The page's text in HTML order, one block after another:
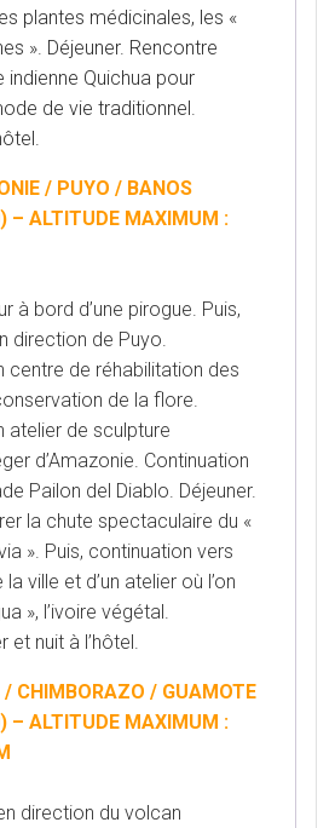
plantes médicinales, les «
». Déjeuner. Rencontre
indienne Quichua pour
de vie traditionnel.
/ PUYO / BANOS
– ALTITUDE MAXIMUM :
à bord d’une pirogue. Puis,
direction de Puyo.
centre de réhabilitation des
de la flore.
atelier de sculpture
d’Amazonie. Continuation
Pailon del Diablo. Déjeuner.
la chute spectaculaire du «
». Puis, continuation vers
ville et d’un atelier où l’on
», l’ivoire végétal.
et nuit à l’hôtel.
CHIMBORAZO / GUAMOTE
– ALTITUDE MAXIMUM :
direction du volcan